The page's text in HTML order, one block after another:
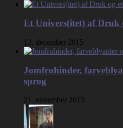
Et Univers(itet) af Druk
13. december 2015
Jomfruhinder,
sprog
21. november 2015